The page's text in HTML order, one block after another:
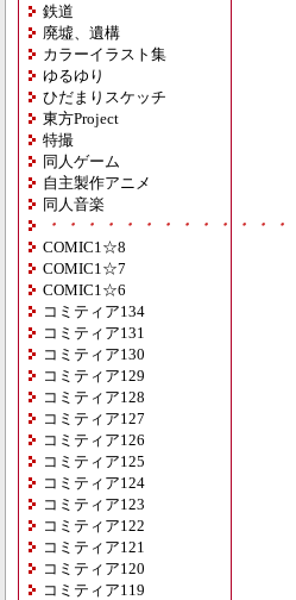
鉄道
廃墟、遺構
カラーイラスト集
ゆるゆり
ひだまりスケッチ
東方Project
特撮
同人ゲーム
自主製作アニメ
同人音楽
・・・・・・・・・・・・・
COMIC1☆8
COMIC1☆7
COMIC1☆6
コミティア134
コミティア131
コミティア130
コミティア129
コミティア128
コミティア127
コミティア126
コミティア125
コミティア124
コミティア123
コミティア122
コミティア121
コミティア120
コミティア119